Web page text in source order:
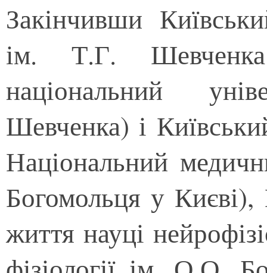
Закінчивши
ім. Т.Г.
національний
Шевченка) і
Національний
Богомольця у
життя науці